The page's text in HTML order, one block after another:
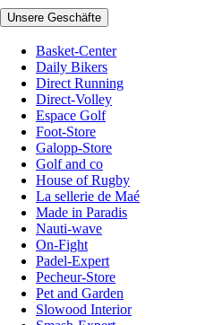
Unsere Geschäfte
Basket-Center
Daily Bikers
Direct Running
Direct-Volley
Espace Golf
Foot-Store
Galopp-Store
Golf and co
House of Rugby
La sellerie de Maé
Made in Paradis
Nauti-wave
On-Fight
Padel-Expert
Pecheur-Store
Pet and Garden
Slowood Interior